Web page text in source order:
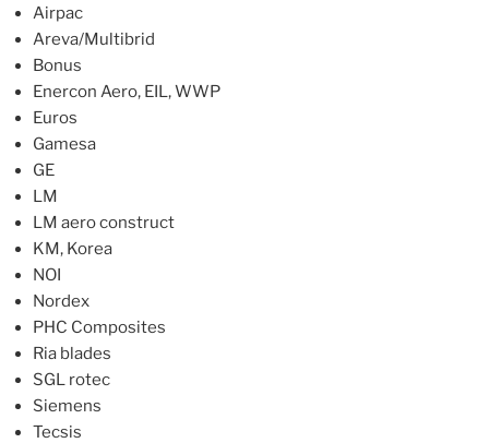
Airpac
Areva/Multibrid
Bonus
Enercon Aero, EIL, WWP
Euros
Gamesa
GE
LM
LM aero construct
KM, Korea
NOI
Nordex
PHC Composites
Ria blades
SGL rotec
Siemens
Tecsis